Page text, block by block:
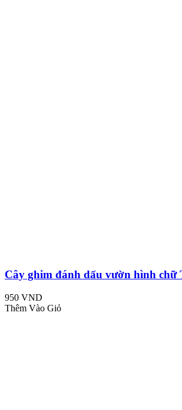
Cây ghim đánh dấu vườn hình chữ
950 VND
Thêm Vào Giỏ